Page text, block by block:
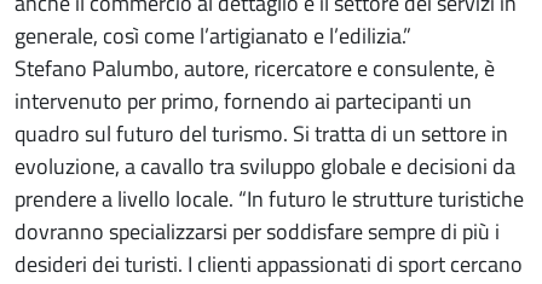
generale, così come l’artigianato e l’edilizia.”
Stefano Palumbo, autore, ricercatore e consulente, è
intervenuto per primo, fornendo ai partecipanti un
quadro sul futuro del turismo. Si tratta di un settore in
evoluzione, a cavallo tra sviluppo globale e decisioni da
prendere a livello locale. “In futuro le strutture turistiche
dovranno specializzarsi per soddisfare sempre di più i
desideri dei turisti. I clienti appassionati di sport cercano